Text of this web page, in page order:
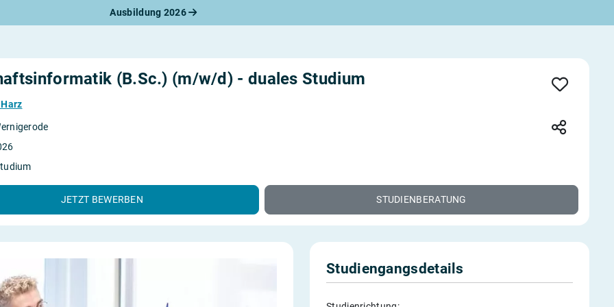
Ausbildung 2026
Bewerbung
Check
(B.Sc.) (m/w/d) - duales Studium
JETZT BEWERBEN STUDIENBERATUNG
Studiengangsdetails